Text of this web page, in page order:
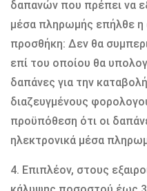
δαπανών που πρέπει να
μέσα πληρωμής επήλθε
προσθήκη: Δεν θα
επί του οποίου θα
δαπάνες για την
διαζευγμένους
προϋπόθεση ότι οι
ηλεκτρονικά μέσα
4. Επιπλέον, στους